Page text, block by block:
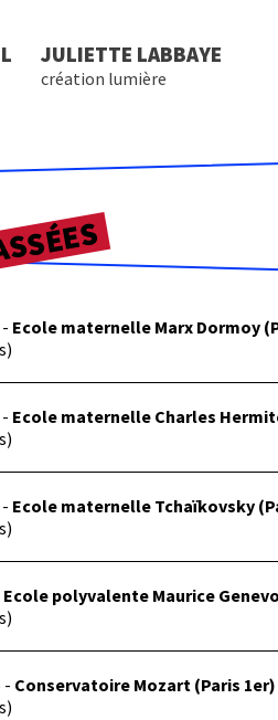
JULIETTE LABBAYE
création lumière
Ecole maternelle Marx Dormoy
Ecole maternelle Charles
Ecole maternelle Tchaïkovsky
Ecole polyvalente Maurice
- Conservatoire Mozart (Paris